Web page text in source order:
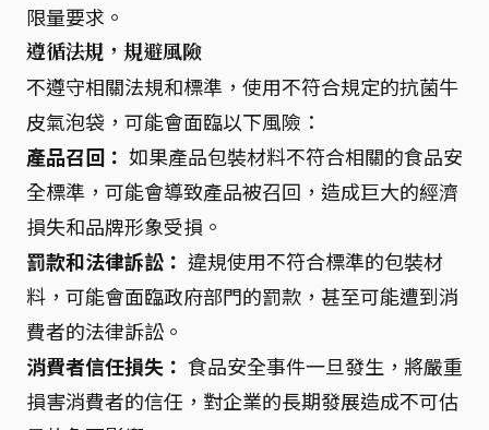
限量要求。
遵循法規，規避風險
不遵守相關法規和標準，使用不符合規定的抗菌牛
皮氣泡袋，可能會面臨以下風險：
產品召回： 如果產品包裝材料不符合相關的食品安
全標準，可能會導致產品被召回，造成巨大的經濟
損失和品牌形象受損。
罰款和法律訴訟： 違規使用不符合標準的包裝材
料，可能會面臨政府部門的罰款，甚至可能遭到消
費者的法律訴訟。
消費者信任損失： 食品安全事件一旦發生，將嚴重
損害消費者的信任，對企業的長期發展造成不可估